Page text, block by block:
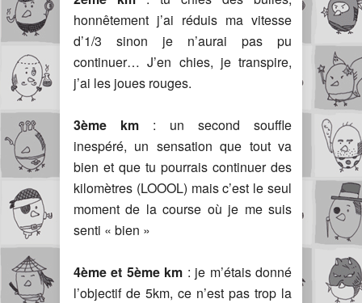
honnêtement j’ai réduis ma vitesse
d’1/3 sinon je n’aurai pas pu
continuer… J’en chies, je transpire,
j’ai les joues rouges.
3ème km : un second souffle
inespéré, un sensation que tout va
bien et que tu pourrais continuer des
kilomètres (LOOOL) mais c’est le seul
moment de la course où je me suis
senti « bien »
4ème et 5ème km : je m’étais donné
l’objectif de 5km, ce n’est pas trop la